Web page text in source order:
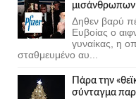
μισάνθρωπων
Δηθεν βαρύ
Ευβοίας ο
γυναίκας, η
σταθμευμένο αυ...
Πάρα την
σύνταγμα